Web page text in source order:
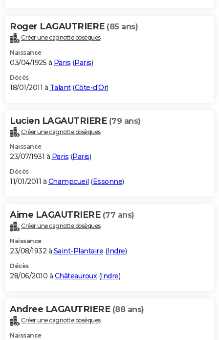
Roger LAGAUTRIERE (85 ans)
Créer une cagnotte obsèques
Naissance
03/04/1925 à Paris (Paris)
Décès
18/01/2011 à Talant(Côte-d'Or)
Lucien LAGAUTRIERE (79 ans)
Créer une cagnotte obsèques
Naissance
23/07/1931 à Paris (Paris)
Décès
11/01/2011 à Champcueil (Essonne)
Aime LAGAUTRIERE (77 ans)
Créer une cagnotte obsèques
Naissance
23/08/1932 à Saint-Plantaire (Indre)
Décès
28/06/2010 à Châteauroux(Indre)
Andree LAGAUTRIERE (88 ans)
Créer une cagnotte obsèques
Naissance